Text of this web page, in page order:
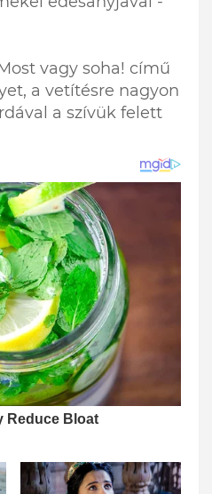
vagy soha! című
a vetítésre nagyon
a szívük felett